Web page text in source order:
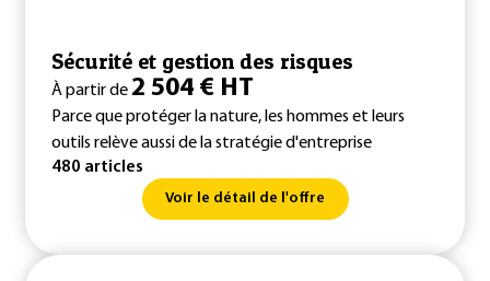
Sécurité et gestion des risques
À partir de 2 504 € HT
Parce que protéger la nature, les hommes et leurs
outils relève aussi de la stratégie d'entreprise
480 articles
Voir le détail de l'offre